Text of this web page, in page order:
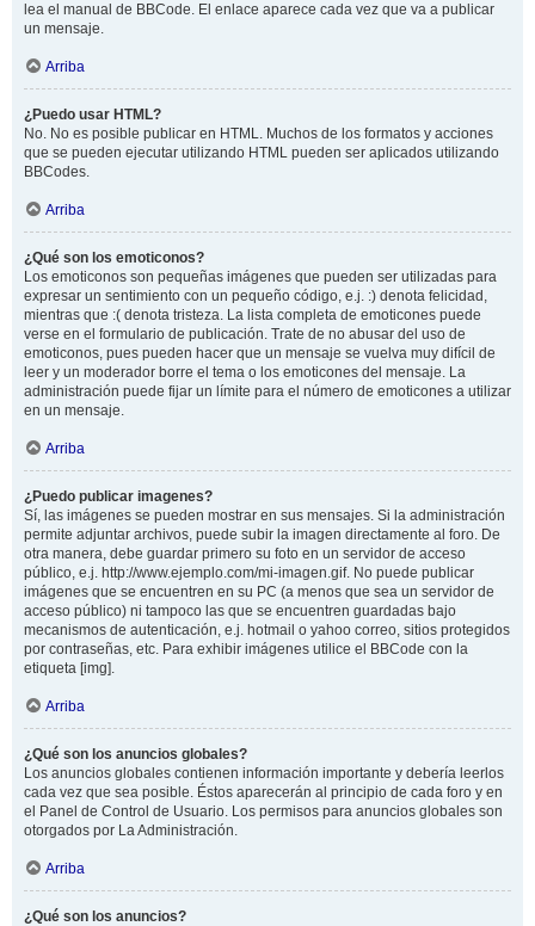
lea el manual de BBCode. El enlace aparece cada vez que va a publicar
un mensaje.
Arriba
¿Puedo usar HTML?
No. No es posible publicar en HTML. Muchos de los formatos y acciones
que se pueden ejecutar utilizando HTML pueden ser aplicados utilizando
BBCodes.
Arriba
¿Qué son los emoticonos?
Los emoticonos son pequeñas imágenes que pueden ser utilizadas para
expresar un sentimiento con un pequeño código, e.j. :) denota felicidad,
mientras que :( denota tristeza. La lista completa de emoticones puede
verse en el formulario de publicación. Trate de no abusar del uso de
emoticonos, pues pueden hacer que un mensaje se vuelva muy difícil de
leer y un moderador borre el tema o los emoticones del mensaje. La
administración puede fijar un límite para el número de emoticones a utilizar
en un mensaje.
Arriba
¿Puedo publicar imagenes?
Sí, las imágenes se pueden mostrar en sus mensajes. Si la administración
permite adjuntar archivos, puede subir la imagen directamente al foro. De
otra manera, debe guardar primero su foto en un servidor de acceso
público, e.j. http://www.ejemplo.com/mi-imagen.gif. No puede publicar
imágenes que se encuentren en su PC (a menos que sea un servidor de
acceso público) ni tampoco las que se encuentren guardadas bajo
mecanismos de autenticación, e.j. hotmail o yahoo correo, sitios protegidos
por contraseñas, etc. Para exhibir imágenes utilice el BBCode con la
etiqueta [img].
Arriba
¿Qué son los anuncios globales?
Los anuncios globales contienen información importante y debería leerlos
cada vez que sea posible. Éstos aparecerán al principio de cada foro y en
el Panel de Control de Usuario. Los permisos para anuncios globales son
otorgados por La Administración.
Arriba
¿Qué son los anuncios?